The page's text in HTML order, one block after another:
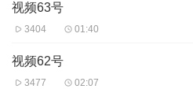
视频63号
3404 01:40
视频62号
3477 02:07